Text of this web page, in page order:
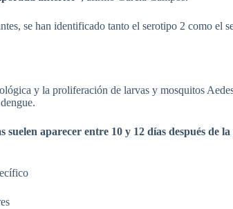
se han identificado tanto el serotipo 2 como el
y la proliferación de larvas y mosquitos
suelen aparecer entre 10 y 12 días después de